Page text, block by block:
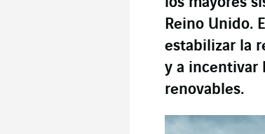
Reino Unido.
estabilizar la
y a incentivar
renovables.